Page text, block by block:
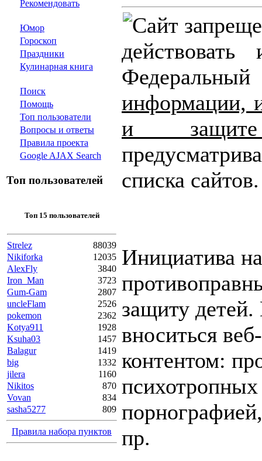
Рекомендовать
Юмор
Гороскоп
Праздники
Кулинарная книга
Поиск
Помощь
Топ пользователи
Вопросы и ответы
Правила проекта
Google AJAX Search
Топ пользователей
Топ 15 пользователей
Strelez
88039
Nikiforka
12035
AlexFly
3840
Iron_Man
3723
Gum-Gam
2807
uncleFlam
2526
pokemon
2362
Kotya911
1928
Ksuha03
1457
Balagur
1419
big
1332
jilera
1160
Nikitos
870
Vovan
834
sasha5277
809
Правила набора пунктов
информации,
и защите
списка сайтов.
Инициатива
защиту
вноситься
контентом:
пр.